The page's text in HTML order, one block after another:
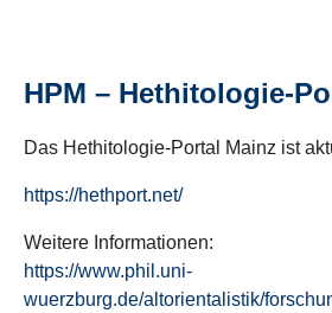
HPM – Hethitologie-
Das Hethitologie-Portal Mainz ist
https://hethport.net/
Weitere Informationen:
https://www.phil.uni-
wuerzburg.de/altorientalistik/